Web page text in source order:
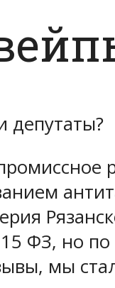
депутаты?
ФЗ, но
мы